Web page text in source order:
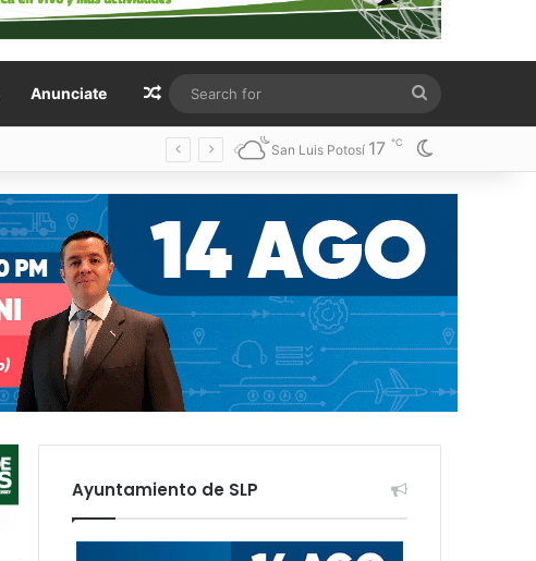
Anunciate Random Article
for
San Luis Potosí 17 ℃
Ayuntamiento de SLP